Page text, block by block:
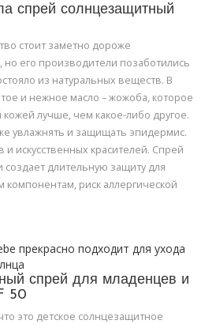
спрей солнцезащитный
стоит заметно дороже
но его производители позаботились
из натуральных веществ. В
и нежное масло – жожоба, которое
кожей лучше, чем какое-либо другое.
увлажнять и защищать эпидермис.
и искусственных красителей. Спрей
создает длительную защиту для
риск аллергической
прекрасно подходит для ухода
спрей для младенцев и
50
это детское солнцезащитное